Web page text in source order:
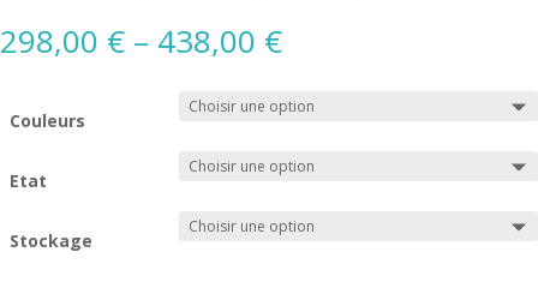
298,00 € – 438,00 €
Couleurs
Etat
Stockage